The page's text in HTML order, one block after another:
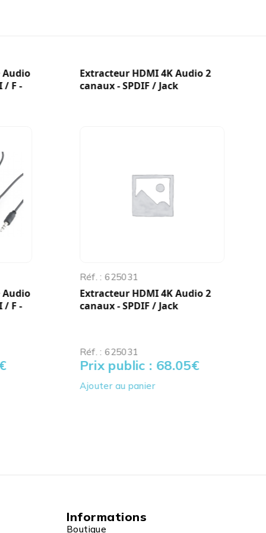
Audio
/ F -
Audio
/ F -
Extracteur HDMI 4K Audio 2
canaux - SPDIF / Jack
Réf. : 625031
Extracteur HDMI 4K Audio 2
canaux - SPDIF / Jack
Réf. : 625031
Prix public : 68.05€
Ajouter au panier
Informations
Boutique